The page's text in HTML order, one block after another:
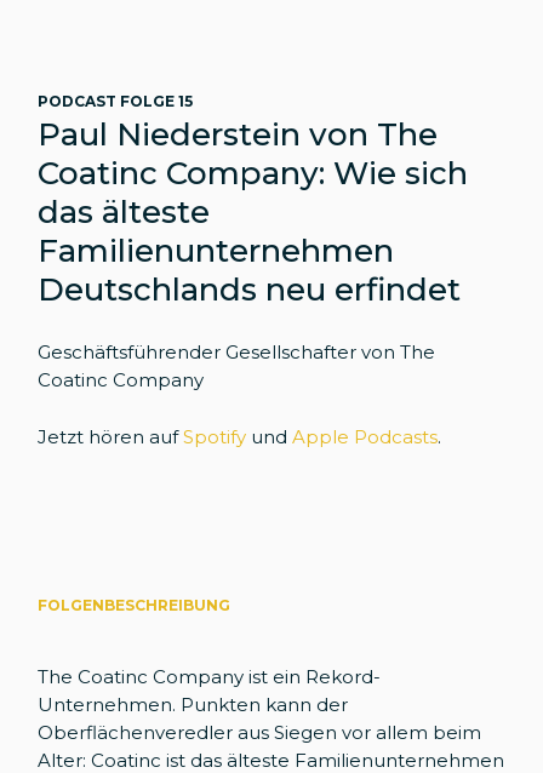
PODCAST FOLGE 15
Paul Niederstein von The
Coatinc Company: Wie sich
das älteste
Familienunternehmen
Deutschlands neu erfindet
Geschäftsführender Gesellschafter von The
Coatinc Company
Jetzt hören aufSpotify undApple Podcasts.
FOLGENBESCHREIBUNG
The Coatinc Company ist ein Rekord-
Unternehmen. Punkten kann der
Oberflächenveredler aus Siegen vor allem beim
Alter: Coatinc ist das älteste Familienunternehmen